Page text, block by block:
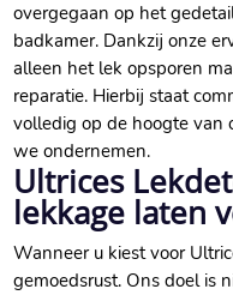
overgegaan op het
badkamer. Dankzij onze
alleen het lek opsporen
reparatie. Hierbij staat
volledig op de hoogte van
we ondernemen.
Ultrices
lekkage laten
Wanneer u kiest voor
gemoedsrust. Ons doel is